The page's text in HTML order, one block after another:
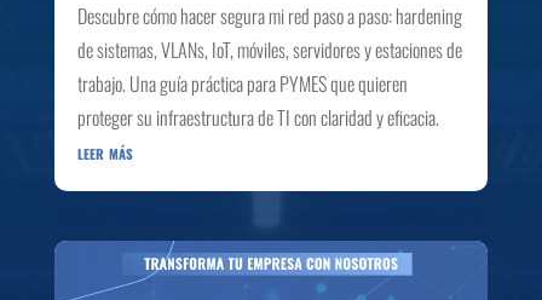
Descubre cómo hacer segura mi red paso a paso: hardening
de sistemas, VLANs, IoT, móviles, servidores y estaciones de
trabajo. Una guía práctica para PYMES que quieren
proteger su infraestructura de TI con claridad y eficacia.
leer más